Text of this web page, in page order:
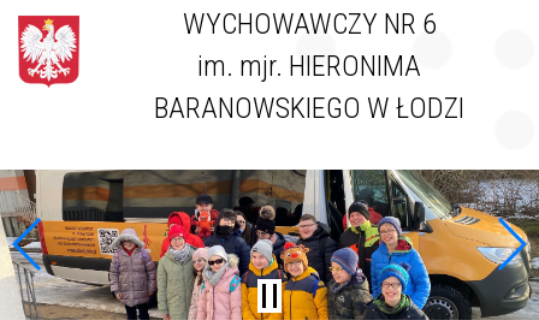
WYCHOWAWCZY NR 6
im. mjr. HIERONIMA
BARANOWSKIEGO W ŁODZI